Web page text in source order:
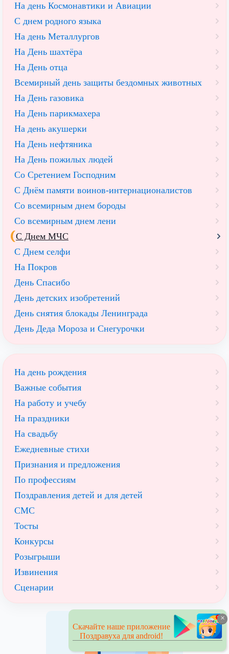
На день Космонавтики и Авиации
С днем родного языка
На день Металлургов
На День шахтёра
На День отца
Всемирный день защиты бездомных животных
На День газовика
На День парикмахера
На день акушерки
На День нефтяника
На День пожилых людей
Со Сретением Господним
С Днём памяти воинов-интернационалистов
Со всемирным днем бороды
Со всемирным днем лени
С Днем МЧС
С Днем селфи
На Покров
День Спасибо
День детских изобретений
День снятия блокады Ленинграда
День Деда Мороза и Снегурочки
На день рождения
Важные события
На работу и учебу
На праздники
На свадьбу
Ежедневные стихи
Признания и предложения
По профессиям
Поздравления детей и для детей
СМС
Тосты
Конкурсы
Розыгрыши
Извинения
Сценарии
×
Скачайте наше приложение
Поздравуха для android!